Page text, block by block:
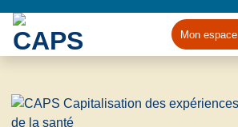
Mon espace